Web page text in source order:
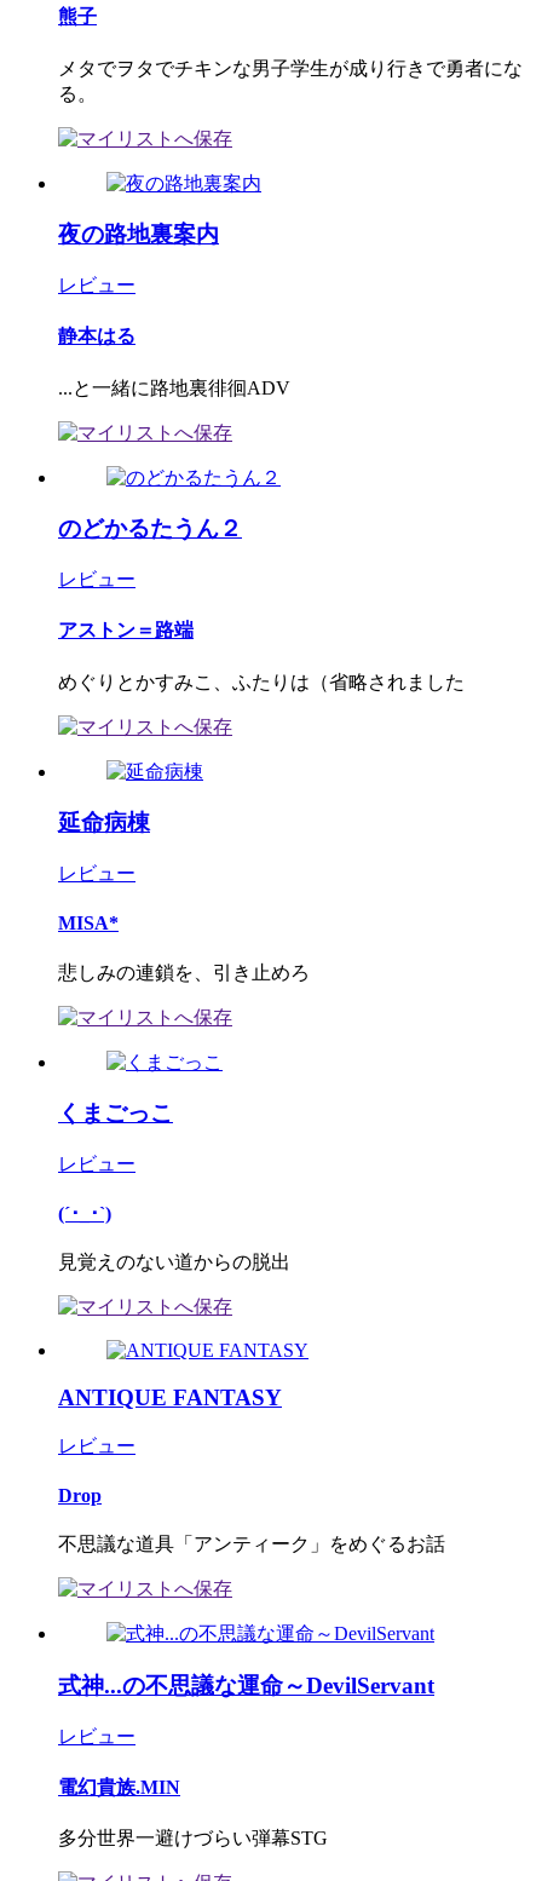
熊子
メタでヲタでチキンな男子学生が成り行きで勇者にな
る。
夜の路地裏案内
レビュー
静本はる
...と一緒に路地裏徘徊ADV
のどかるたうん２
レビュー
アストン＝路端
めぐりとかすみこ、ふたりは（省略されました
延命病棟
レビュー
MISA*
悲しみの連鎖を、引き止めろ
くまごっこ
レビュー
(´･_･`)
見覚えのない道からの脱出
ANTIQUE FANTASY
レビュー
Drop
不思議な道具「アンティーク」をめぐるお話
式神...の不思議な運命～DevilServant
レビュー
電幻貴族.MIN
多分世界一避けづらい弾幕STG